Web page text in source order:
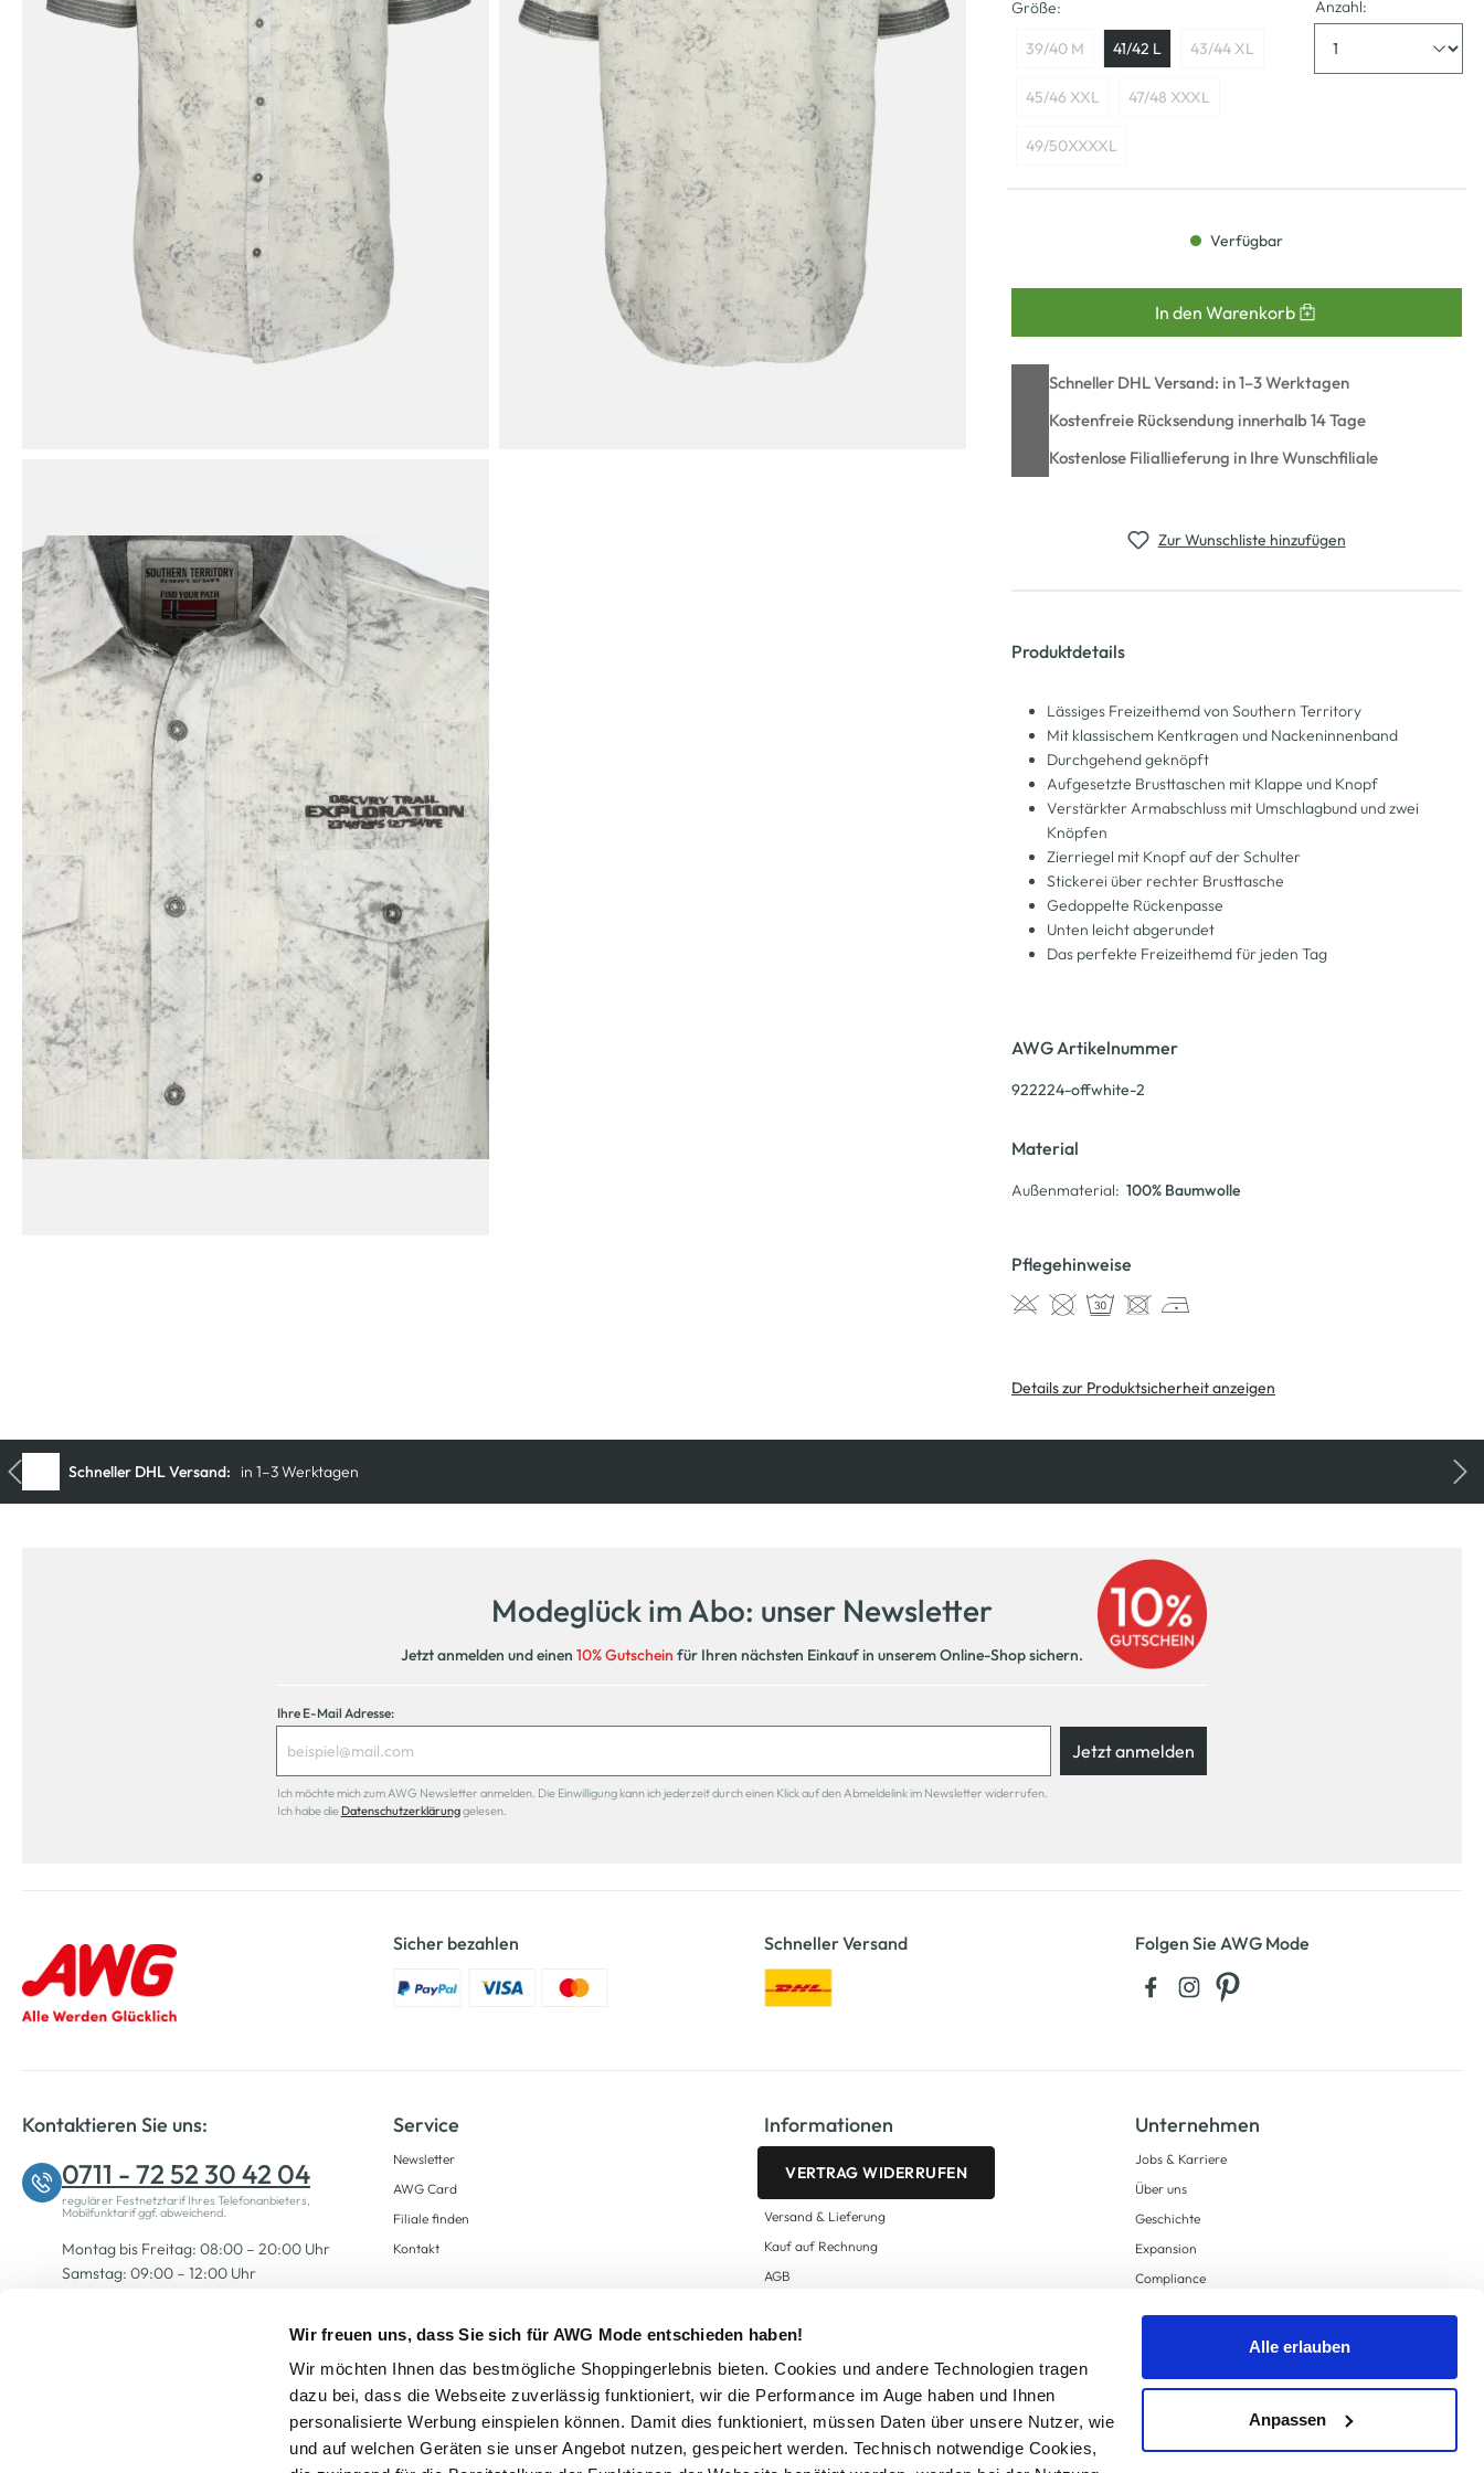
Wir freuen uns, dass Sie sich für AWG Mode entschieden haben!
Wir möchten Ihnen das bestmögliche Shoppingerlebnis bieten. Cookies und andere Technologien tragen
dazu bei, dass die Webseite zuverlässig funktioniert, wir die Performance im Auge haben und Ihnen
personalisierte Werbung einspielen können. Damit dies funktioniert, müssen Daten über unsere Nutzer, wie
und auf welchen Geräten sie unser Angebot nutzen, gespeichert werden. Technisch notwendige Cookies,
Alle erlauben
Anpassen
Größe:
39/40 M 41/42 L 43/44 XL
45/46 XXL 47/48 XXXL
49/50XXXXL
Anzahl:
Verfügbar
In den Warenkorb
Schneller DHL Versand: in 1–3 Werktagen
Kostenfreie Rücksendung innerhalb 14 Tage
Kostenlose Filiallieferung in Ihre Wunschfiliale
Zur Wunschliste hinzufügen
Produktdetails
Lässiges Freizeithemd von Southern Territory
Mit klassischem Kentkragen und Nackeninnenband
Durchgehend geknöpft
Aufgesetzte Brusttaschen mit Klappe und Knopf
Verstärkter Armabschluss mit Umschlagbund und zwei
Knöpfen
Zierriegel mit Knopf auf der Schulter
Stickerei über rechter Brusttasche
Gedoppelte Rückenpasse
Unten leicht abgerundet
Das perfekte Freizeithemd für jeden Tag
AWG Artikelnummer
922224-offwhite-2
Material
Außenmaterial: 100% Baumwolle
Pflegehinweise
Details zur Produktsicherheit anzeigen
Modeglück im Abo: unser Newsletter
Jetzt anmelden und einen 10% Gutschein für Ihren nächsten Einkauf in unserem Online-Shop sichern.
Ihre E-Mail Adresse:
Jetzt anmelden
Ich möchte mich zum AWG Newsletter anmelden. Die Einwilligung kann ich jederzeit durch einen Klick auf den Abmeldelink im Newsletter widerrufen.
Ich habe die Datenschutzerklärunggelesen.
Sicher bezahlen Schneller Versand Folgen Sie AWG Mode
Kontaktieren Sie uns:
0711 - 72 52 30 42 04
regulärer Festnetztarif Ihres Telefonanbieters,
Mobilfunktarif ggf. abweichend.
Montag bis Freitag: 08:00 – 20:00 Uhr
Samstag: 09:00 – 12:00 Uhr
Service
Newsletter
AWG Card
Filiale finden
Kontakt
Informationen
VERTRAG WIDERRUFEN
Versand & Lieferung
Kauf auf Rechnung
AGB
Zahlungsarten
Datenschutz
AWG CARD Teilnahmebedingungen
Unternehmen
Jobs & Karriere
Über uns
Geschichte
Expansion
Compliance
Supply Chain Due Diligence